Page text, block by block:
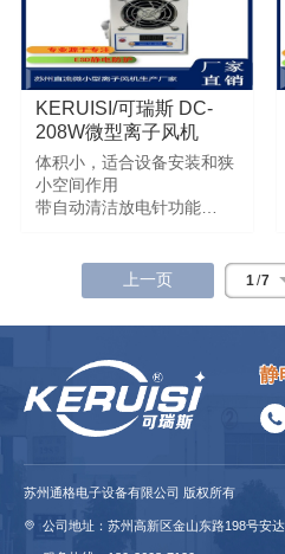
也是未来除静电设备类市场
的趋势。
KERUISI/可瑞斯 DC-
208W微型离子风机
体积小，适合设备安装和狭
小空间作用
带自动清洁放电针功能
风量大噪音低，除静电速度
上一页 1 /7
静
苏州通格电子设备有限公司 版权所有
公司地址：苏州高新区金山东路198号安